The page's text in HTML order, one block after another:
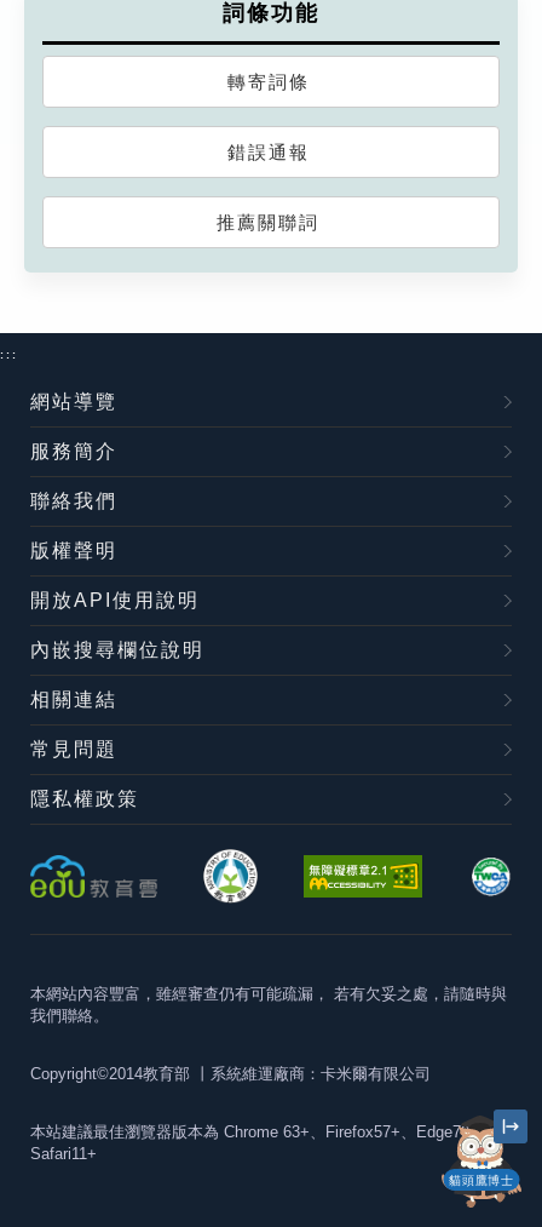
詞條功能
轉寄詞條
錯誤通報
推薦關聯詞
貓頭鷹博士
:::
網站導覽
服務簡介
聯絡我們
版權聲明
開放API使用說明
內嵌搜尋欄位說明
相關連結
常見問題
隱私權政策
本網站內容豐富，雖經審查仍有可能疏漏， 若有欠妥之處，請隨時與
我們聯絡。
Copyright©2014教育部 丨系統維運廠商：卡米爾有限公司
本站建議最佳瀏覽器版本為 Chrome 63+、Firefox57+、Edge79+及
Safari11+